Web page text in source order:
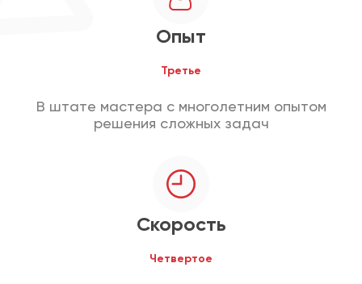
Опыт
Третье
В штате мастера с многолетним опытом
решения сложных задач
Скорость
Четвертое